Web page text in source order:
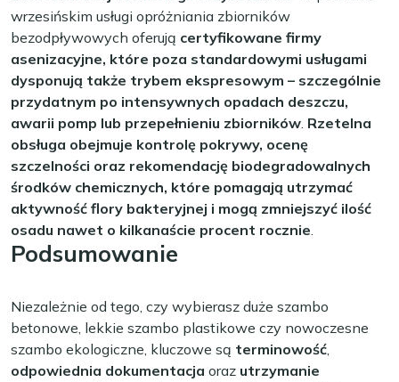
wrzesińskim usługi opróżniania zbiorników
bezodpływowych oferują certyfikowane firmy
asenizacyjne, które poza standardowymi usługami
dysponują także trybem ekspresowym – szczególnie
przydatnym po intensywnych opadach deszczu,
awarii pomp lub przepełnieniu zbiorników. Rzetelna
obsługa obejmuje kontrolę pokrywy, ocenę
szczelności oraz rekomendację biodegradowalnych
środków chemicznych, które pomagają utrzymać
aktywność flory bakteryjnej i mogą zmniejszyć ilość
osadu nawet o kilkanaście procent rocznie.
Podsumowanie
Niezależnie od tego, czy wybierasz duże szambo
betonowe, lekkie szambo plastikowe czy nowoczesne
szambo ekologiczne, kluczowe są terminowość,
odpowiednia dokumentacja oraz utrzymanie